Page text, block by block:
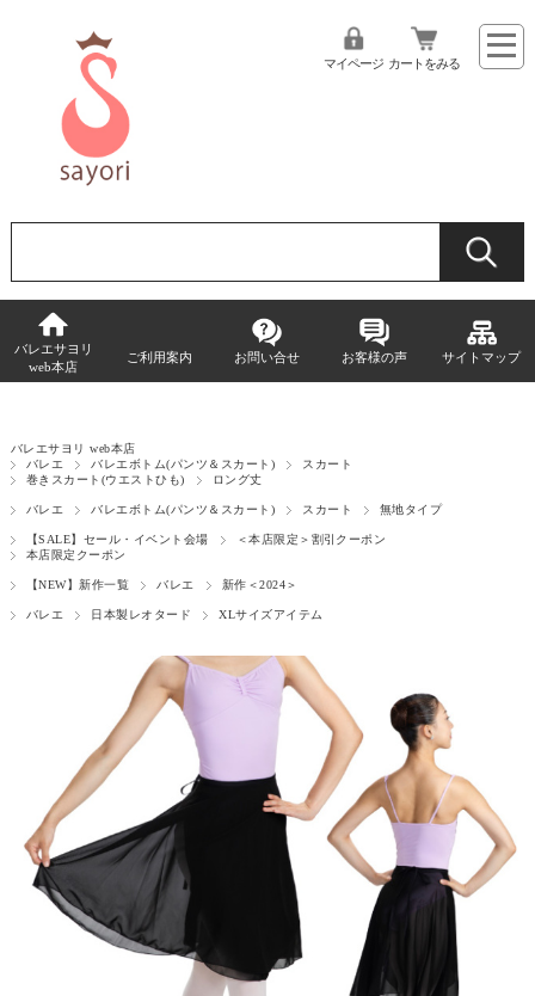
マイページ カートをみる
バレエサヨリ
web本店
ご利用案内 お問い合せ お客様の声 サイトマップ
バレエサヨリ web本店
バレエ
バレエボトム(パンツ＆スカート)
スカート
巻きスカート(ウエストひも)
ロング丈
バレエ バレエボトム(パンツ＆スカート) スカート 無地タイプ
【SALE】セール・イベント会場
＜本店限定＞割引クーポン
本店限定クーポン
【NEW】新作一覧 バレエ 新作＜2024＞
バレエ 日本製レオタード XLサイズアイテム